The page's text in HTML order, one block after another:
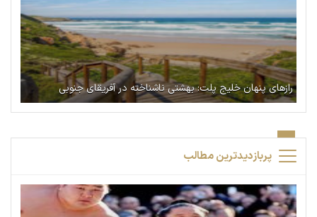
رازهای پنهان خلیج پلت: بهشتی ناشناخته در آفریقای جنوبی
پربازدیدترین مطالب